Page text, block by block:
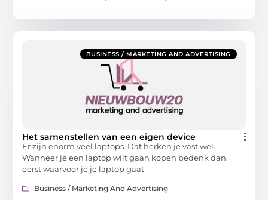
BUSINESS / MARKETING AND ADVERTISING
Het samenstellen van een eigen device
Er zijn enorm veel laptops. Dat herken je vast wel.
Wanneer je een laptop wilt gaan kopen bedenk dan
eerst waarvoor je je laptop gaat
Business / Marketing And Advertising